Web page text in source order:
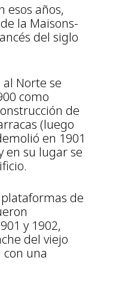
esos años,
la Maisons-
del siglo
al Norte se
como
de
(luego
en 1901
en su lugar se
de
y 1902,
del viejo
con una